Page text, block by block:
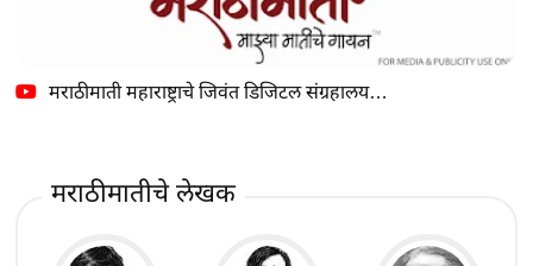
मराठीमाती महाराष्ट्राचे जिवंत डिजिटल संग्रहालय…
मराठीमातीचे लेखक